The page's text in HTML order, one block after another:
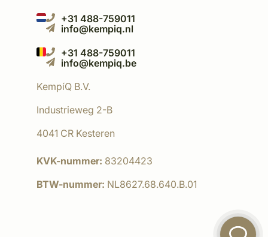
+31 488-759011
info@kempiq.nl
+31 488-759011
info@kempiq.be
KempíQ B.V.
Industrieweg 2-B
4041 CR Kesteren
KVK-nummer: 83204423
BTW-nummer: NL8627.68.640.B.01